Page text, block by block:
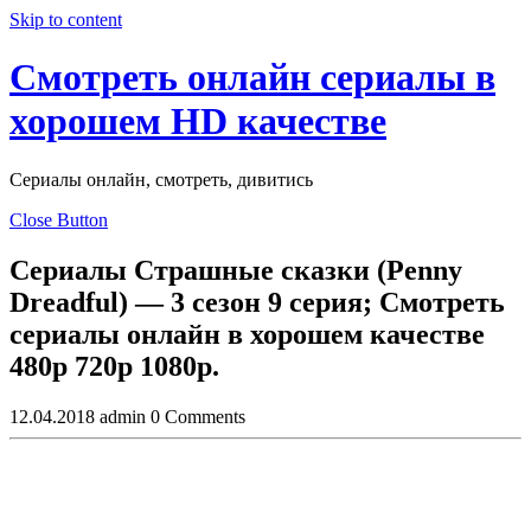
Skip to content
Смотреть онлайн сериалы в
хорошем HD качестве
Сериалы онлайн, смотреть, дивитись
Close Button
Сериалы Страшные сказки (Penny
Dreadful) — 3 сезон 9 серия; Смотреть
сериалы онлайн в хорошем качестве
480p 720p 1080p.
12.04.2018 admin 0 Comments